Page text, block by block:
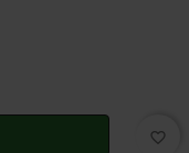
favorite_border